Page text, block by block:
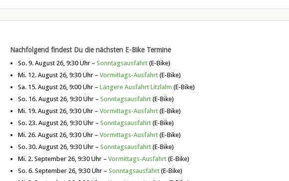
Nachfolgend findest Du die nächsten E-Bike Termine
So. 9. August 26, 9:30 Uhr – Sonntagsausfahrt (E-Bike)
Mi. 12. August 26, 9:30 Uhr – Vormittags-Ausfahrt (E-Bike)
Sa. 15. August 26, 9:00 Uhr – Längere Ausfahrt Litzlalm (E-Bike)
So. 16. August 26, 9:30 Uhr – Sonntagsausfahrt (E-Bike)
Mi. 19. August 26, 9:30 Uhr – Vormittags-Ausfahrt (E-Bike)
So. 23. August 26, 9:30 Uhr – Sonntagsausfahrt (E-Bike)
Mi. 26. August 26, 9:30 Uhr – Vormittags-Ausfahrt (E-Bike)
So. 30. August 26, 9:30 Uhr – Sonntagsausfahrt (E-Bike)
Mi. 2. September 26, 9:30 Uhr – Vormittags-Ausfahrt (E-Bike)
So. 6. September 26, 9:30 Uhr – Sonntagsausfahrt (E-Bike)